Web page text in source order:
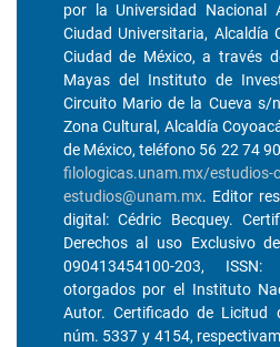
por la Universidad Nacional
Ciudad Universitaria, Alcaldía
Ciudad de México, a través
Mayas del Instituto de
Circuito Mario de la Cueva s/
Zona Cultural, Alcaldía
de México, teléfono 56 22 74
filologicas.unam.mx/estudios-
estudios@unam.mx. Editor
digital: Cédric Becquey.
Derechos al uso Exclusivo
090413454100-203,
otorgados por el Instituto
Autor. Certificado de Licitud
núm. 5337 y 4154,